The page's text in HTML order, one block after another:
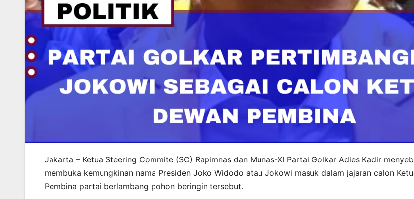
Jakarta – Ketua Steering Commite (SC) Rapimnas dan Munas-XI Partai Golkar Adies Kadir
membuka kemungkinan nama Presiden Joko Widodo atau Jokowi masuk dalam jajaran calon
Pembina partai berlambang pohon beringin tersebut.